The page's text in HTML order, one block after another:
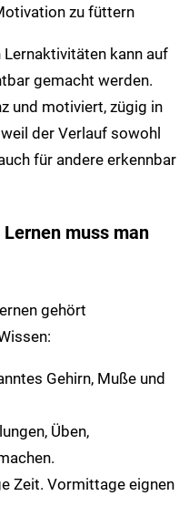
zu füttern
kann auf
gemacht werden.
und motiviert, zügig in
der Verlauf sowohl
für andere erkennbar
muss man
gehört
Gehirn, Muße und
Üben,
Zeit. Vormittage eignen